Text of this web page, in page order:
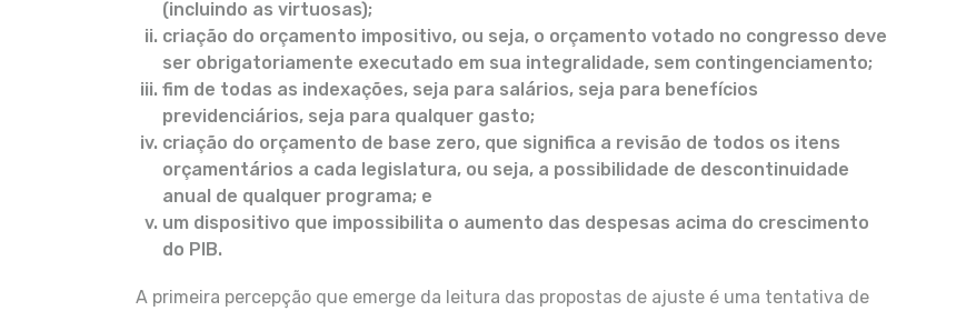
(incluindo as virtuosas);
criação do orçamento impositivo, ou seja, o orçamento votado no congresso deve
ser obrigatoriamente executado em sua integralidade, sem contingenciamento;
fim de todas as indexações, seja para salários, seja para benefícios
previdenciários, seja para qualquer gasto;
criação do orçamento de base zero, que significa a revisão de todos os itens
orçamentários a cada legislatura, ou seja, a possibilidade de descontinuidade
anual de qualquer programa; e
um dispositivo que impossibilita o aumento das despesas acima do crescimento
do PIB.
A primeira percepção que emerge da leitura das propostas de ajuste é uma tentativa de